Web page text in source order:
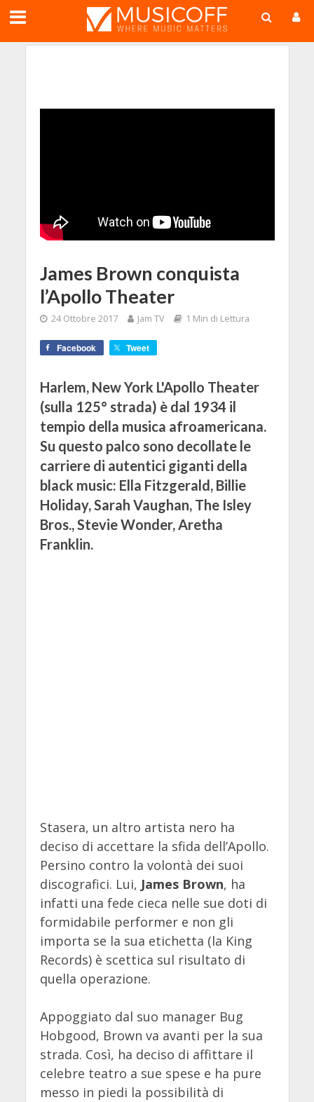
James Brown conquista
l’Apollo Theater
24 Ottobre 2017 Jam TV 1 Min di Lettura
Facebook Tweet
Harlem, New York L'Apollo Theater
(sulla 125° strada) è dal 1934 il
tempio della musica afroamericana.
Su questo palco sono decollate le
carriere di autentici giganti della
black music: Ella Fitzgerald, Billie
Holiday, Sarah Vaughan, The Isley
Bros., Stevie Wonder, Aretha
Franklin.
Stasera, un altro artista nero ha
deciso di accettare la sfida dell’Apollo.
Persino contro la volontà dei suoi
discografici. Lui, James Brown, ha
infatti una fede cieca nelle sue doti di
formidabile performer e non gli
importa se la sua etichetta (la King
Records) è scettica sul risultato di
quella operazione.
Appoggiato dal suo manager Bug
Hobgood, Brown va avanti per la sua
strada. Così, ha deciso di affittare il
celebre teatro a sue spese e ha pure
messo in piedi la possibilità di